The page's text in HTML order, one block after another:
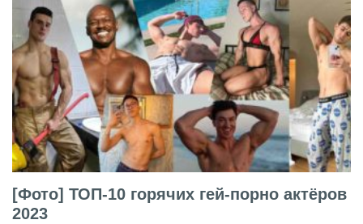
[Фото] ТОП-10 горячих гей-порно актёров
2023